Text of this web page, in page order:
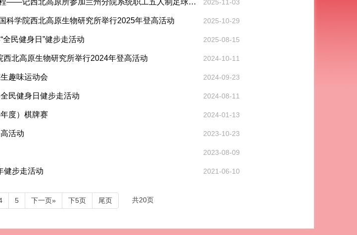
2025-11-03
学院西北高原生物研究所举行2025年登高活动 2025-10-29
民健身日”健步走活动 2025-08-15
西北高原生物研究所举行2024年登高活动 2024-10-11
趣味运动会 2024-09-23
民健身日健步走活动 2024-08-11
度）棋牌赛 2024-01-13
活动 2023-10-23
2023-08-09
健步走活动 2021-06-10
5 下一页» 下5页 尾页 共20页